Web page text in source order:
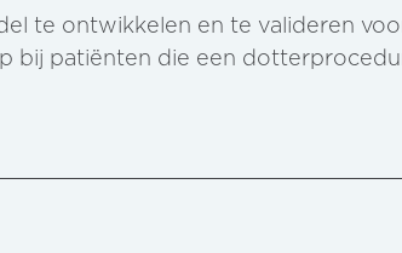
te ontwikkelen en te valideren
bij patiënten die een